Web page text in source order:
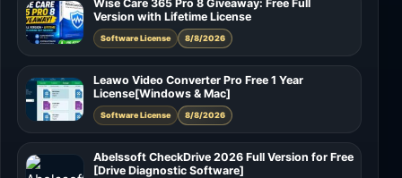
Wise Care 365 Pro 8 Giveaway: Free Full
Version with Lifetime License
Software License 8/8/2026
Leawo Video Converter Pro Free 1 Year
License[Windows & Mac]
Software License 8/8/2026
Abelssoft CheckDrive 2026 Full Version for Free
[Drive Diagnostic Software]